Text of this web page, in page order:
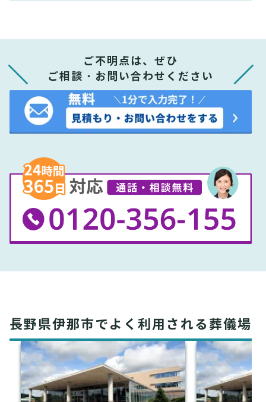
ご不明点は、ぜひ
ご相談・お問い合わせください
長野県伊那市でよく利用される葬儀場